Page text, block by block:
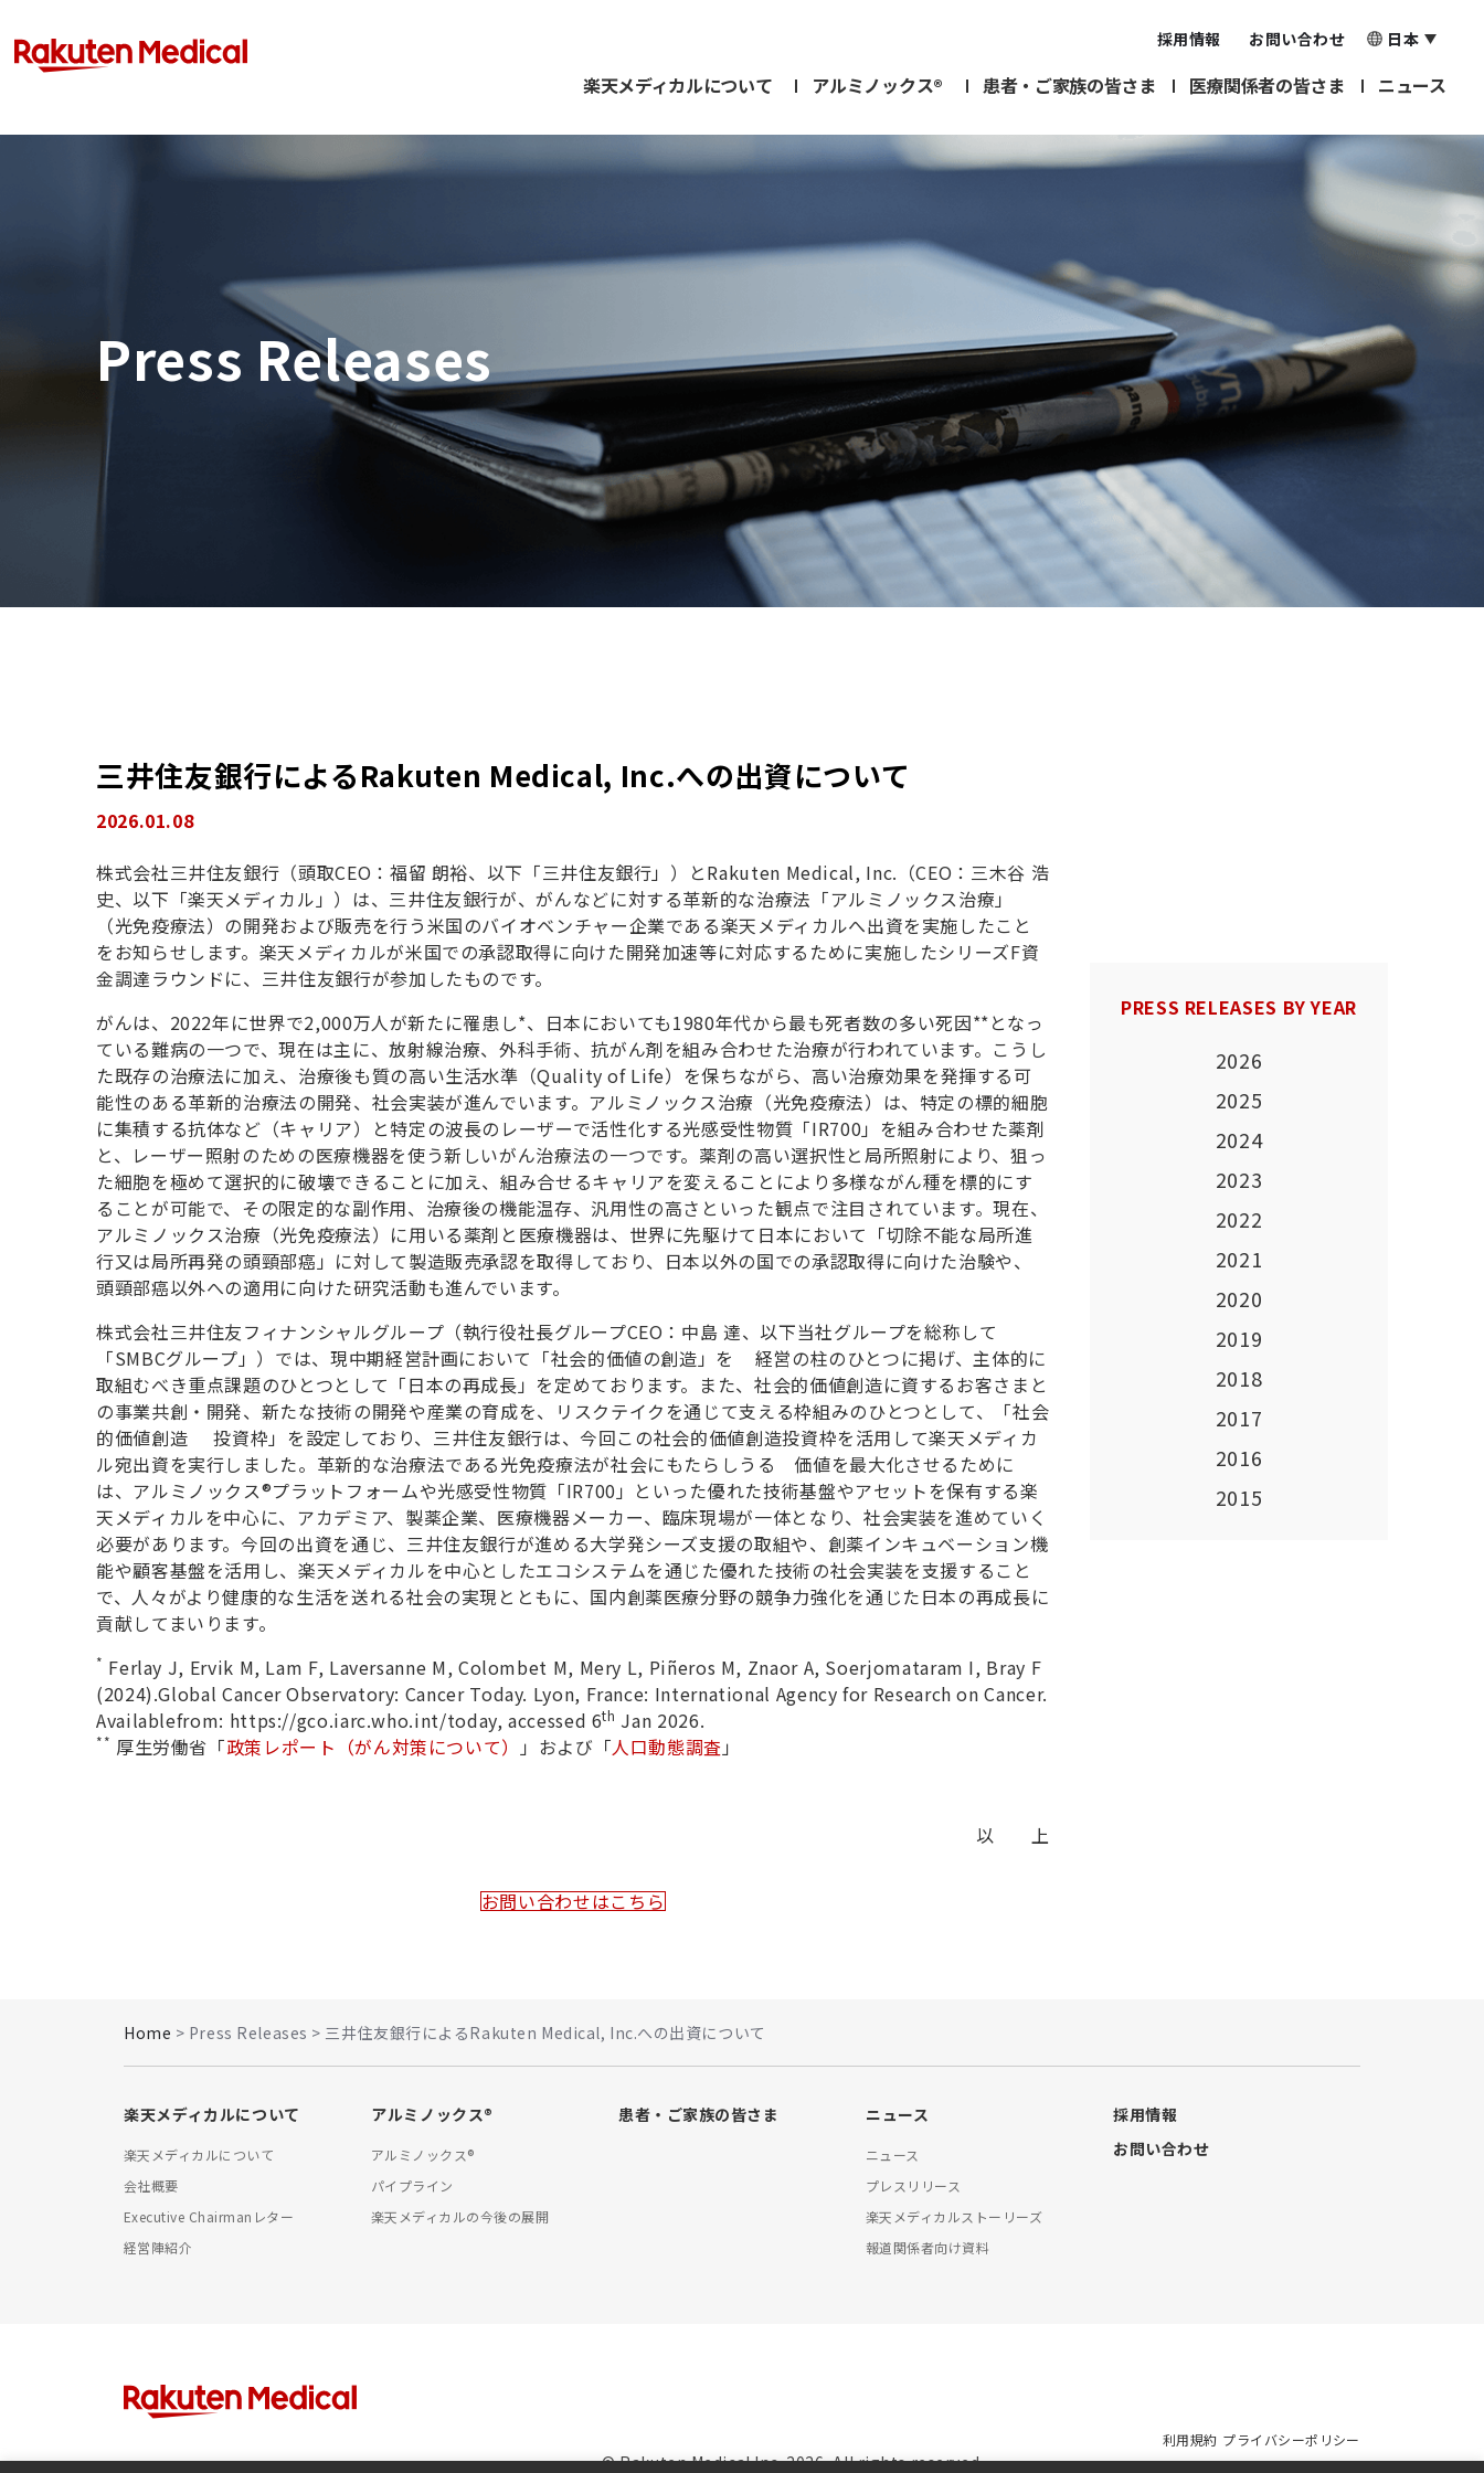
採用情報 お問い合わせ 日本
楽天メディカルについて アルミノックス® 患者・ご家族の皆さま 医療関係者の皆さま ニュース
Press Releases
三井住友銀行によるRakuten Medical, Inc.への出資について
2026.01.08
株式会社三井住友銀行（頭取CEO：福留 朗裕、以下「三井住友銀行」）とRakuten Medical, Inc.（CEO：三木谷 浩
史、以下「楽天メディカル」）は、三井住友銀行が、がんなどに対する革新的な治療法「アルミノックス治療」
（光免疫療法）の開発および販売を行う米国のバイオベンチャー企業である楽天メディカルへ出資を実施したこと
をお知らせします。楽天メディカルが米国での承認取得に向けた開発加速等に対応するために実施したシリーズF資
金調達ラウンドに、三井住友銀行が参加したものです。
がんは、2022年に世界で2,000万人が新たに罹患し*、日本においても1980年代から最も死者数の多い死因**となっ
ている難病の一つで、現在は主に、放射線治療、外科手術、抗がん剤を組み合わせた治療が行われています。こうし
た既存の治療法に加え、治療後も質の高い生活水準（Quality of Life）を保ちながら、高い治療効果を発揮する可
能性のある革新的治療法の開発、社会実装が進んでいます。アルミノックス治療（光免疫療法）は、特定の標的細胞
に集積する抗体など（キャリア）と特定の波長のレーザーで活性化する光感受性物質「IR700」を組み合わせた薬剤
と、レーザー照射のための医療機器を使う新しいがん治療法の一つです。薬剤の高い選択性と局所照射により、狙っ
た細胞を極めて選択的に破壊できることに加え、組み合せるキャリアを変えることにより多様ながん種を標的にす
ることが可能で、その限定的な副作用、治療後の機能温存、汎用性の高さといった観点で注目されています。現在、
アルミノックス治療（光免疫療法）に用いる薬剤と医療機器は、世界に先駆けて日本において「切除不能な局所進
行又は局所再発の頭頸部癌」に対して製造販売承認を取得しており、日本以外の国での承認取得に向けた治験や、
頭頸部癌以外への適用に向けた研究活動も進んでいます。
株式会社三井住友フィナンシャルグループ（執行役社長グループCEO：中島 達、以下当社グループを総称して
「SMBCグループ」）では、現中期経営計画において「社会的価値の創造」を 経営の柱のひとつに掲げ、主体的に
取組むべき重点課題のひとつとして「日本の再成長」を定めております。また、社会的価値創造に資するお客さまと
の事業共創・開発、新たな技術の開発や産業の育成を、リスクテイクを通じて支える枠組みのひとつとして、「社会
的価値創造 投資枠」を設定しており、三井住友銀行は、今回この社会的価値創造投資枠を活用して楽天メディカ
ル宛出資を実行しました。革新的な治療法である光免疫療法が社会にもたらしうる 価値を最大化させるために
は、アルミノックス®プラットフォームや光感受性物質「IR700」といった優れた技術基盤やアセットを保有する楽
天メディカルを中心に、アカデミア、製薬企業、医療機器メーカー、臨床現場が一体となり、社会実装を進めていく
必要があります。今回の出資を通じ、三井住友銀行が進める大学発シーズ支援の取組や、創薬インキュベーション機
能や顧客基盤を活用し、楽天メディカルを中心としたエコシステムを通じた優れた技術の社会実装を支援すること
で、人々がより健康的な生活を送れる社会の実現とともに、国内創薬医療分野の競争力強化を通じた日本の再成長に
貢献してまいります。
* Ferlay J, Ervik M, Lam F, Laversanne M, Colombet M, Mery L, Piñeros M, Znaor A, Soerjomataram I, Bray F
(2024).Global Cancer Observatory: Cancer Today. Lyon, France: International Agency for Research on Cancer.
Availablefrom: https://gco.iarc.who.int/today, accessed 6th Jan 2026.
** 厚生労働省「政策レポート（がん対策について） 」および「人口動態調査 」
以 上
お問い合わせはこちら
PRESS RELEASES BY YEAR
2026
2025
2024
2023
2022
2021
2020
2019
2018
2017
2016
2015
Home > Press Releases > 三井住友銀行によるRakuten Medical, Inc.への出資について
楽天メディカルについて
楽天メディカルについて
会社概要
Executive Chairmanレター
経営陣紹介
アルミノックス®
アルミノックス®
パイプライン
楽天メディカルの今後の展開
患者・ご家族の皆さま ニュース
ニュース
プレスリリース
楽天メディカルストーリーズ
報道関係者向け資料
採用情報
お問い合わせ
© Rakuten Medical Inc. 2026, All rights reserved.
利用規約 プライバシーポリシー